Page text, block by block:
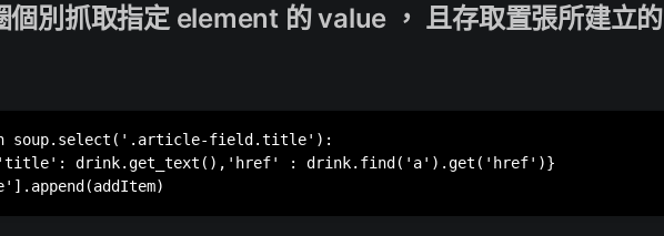
個別抓取指定 element 的 value ， 且存取置張所建立的
soup.select('.article-field.title'):
{'title': drink.get_text(),'href' : drink.find('a').get('href')}